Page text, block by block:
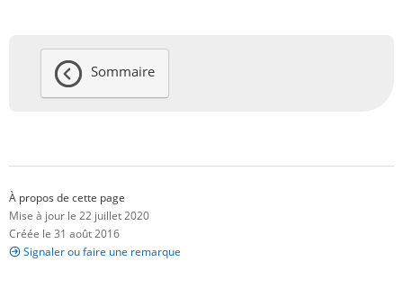
Sommaire
À propos de cette page
Mise à jour le 22 juillet 2020
Créée le 31 août 2016
Signaler ou faire une remarque